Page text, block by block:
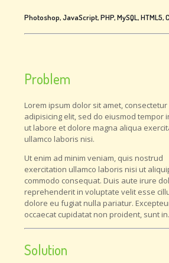
Photoshop, JavaScript, PHP, MySQL, HTML5,
Problem
Lorem ipsum dolor sit amet, consectetur
adipisicing elit, sed do eiusmod tempor
ut labore et dolore magna aliqua
ullamco laboris nisi.
Ut enim ad minim veniam, quis nostrud
exercitation ullamco laboris nisi ut
commodo consequat. Duis aute irure
reprehenderit in voluptate velit esse
dolore eu fugiat nulla pariatur.
occaecat cupidatat non proident, sunt in.
Solution